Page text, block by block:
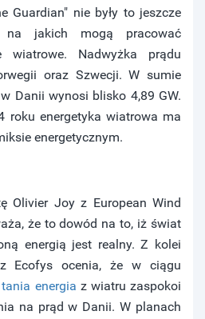
Guardian" nie były to jeszcze
na jakich mogą pracować
wiatrowe. Nadwyżka prądu
oraz Szwecji. W sumie
Danii wynosi blisko 4,89 GW.
roku energetyka wiatrowa ma
energetycznym.
Olivier Joy z European Wind
że to dowód na to, iż świat
energią jest realny. Z kolei
Ecofys ocenia, że w ciągu
tania energia z wiatru zaspokoi
na prąd w Danii. W planach